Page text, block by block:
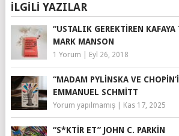
İLGILI YAZILAR
“USTALIK GEREKTIREN
MARK MANSON
1 Yorum Eyl 26, 2018
“MADAM PYLINSKA VE
EMMANUEL SCHMITT
Yorum yapılmamış| Kas 17, 2025
“S*KTIR ET” JOHN C. PARKIN